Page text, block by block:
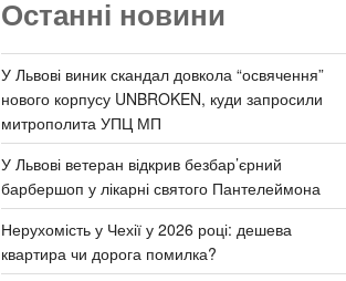
Останні новини
У Львові виник скандал довкола “освячення”
нового корпусу UNBROKEN, куди запросили
митрополита УПЦ МП
У Львові ветеран відкрив безбар’єрний
барбершоп у лікарні святого Пантелеймона
Нерухомість у Чехії у 2026 році: дешева
квартира чи дорога помилка?